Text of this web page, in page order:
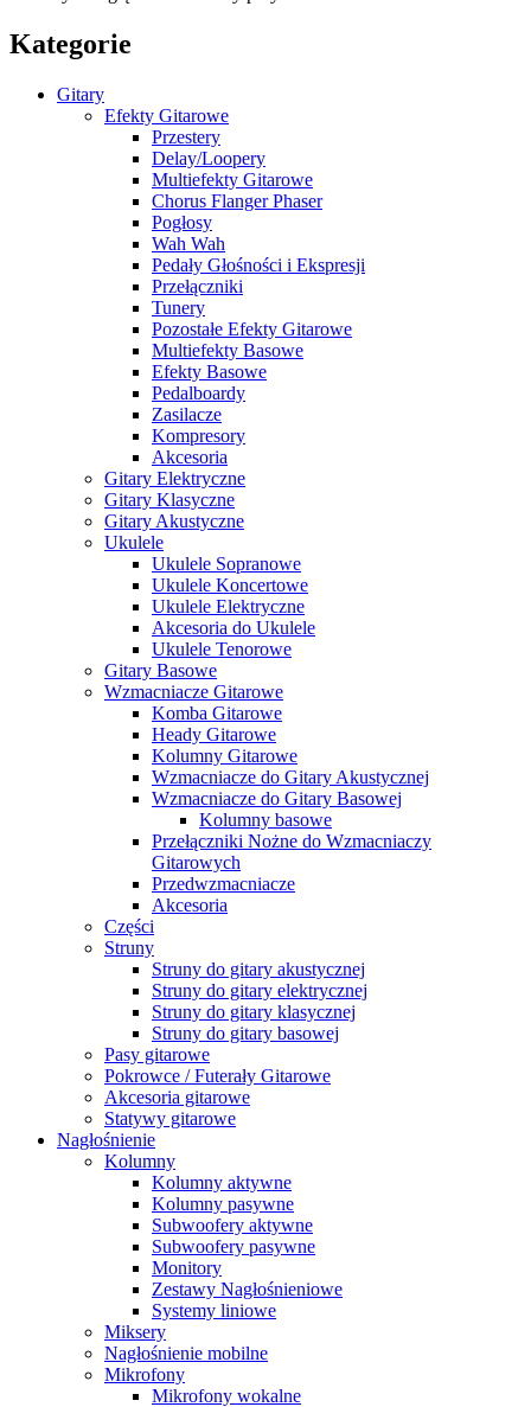
Kategorie
Gitary
Efekty Gitarowe
Przestery
Delay/Loopery
Multiefekty Gitarowe
Chorus Flanger Phaser
Pogłosy
Wah Wah
Pedały Głośności i Ekspresji
Przełączniki
Tunery
Pozostałe Efekty Gitarowe
Multiefekty Basowe
Efekty Basowe
Pedalboardy
Zasilacze
Kompresory
Akcesoria
Gitary Elektryczne
Gitary Klasyczne
Gitary Akustyczne
Ukulele
Ukulele Sopranowe
Ukulele Koncertowe
Ukulele Elektryczne
Akcesoria do Ukulele
Ukulele Tenorowe
Gitary Basowe
Wzmacniacze Gitarowe
Komba Gitarowe
Heady Gitarowe
Kolumny Gitarowe
Wzmacniacze do Gitary Akustycznej
Wzmacniacze do Gitary Basowej
Kolumny basowe
Przełączniki Nożne do Wzmacniaczy
Gitarowych
Przedwzmacniacze
Akcesoria
Części
Struny
Struny do gitary akustycznej
Struny do gitary elektrycznej
Struny do gitary klasycznej
Struny do gitary basowej
Pasy gitarowe
Pokrowce / Futerały Gitarowe
Akcesoria gitarowe
Statywy gitarowe
Nagłośnienie
Kolumny
Kolumny aktywne
Kolumny pasywne
Subwoofery aktywne
Subwoofery pasywne
Monitory
Zestawy Nagłośnieniowe
Systemy liniowe
Miksery
Nagłośnienie mobilne
Mikrofony
Mikrofony wokalne